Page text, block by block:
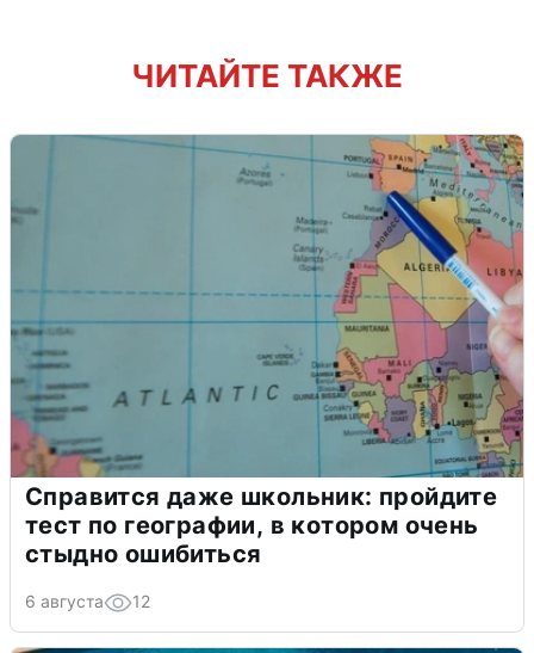
ЧИТАЙТЕ ТАКЖЕ
Справится даже школьник: пройдите
тест по географии, в котором очень
стыдно ошибиться
6 августа 12